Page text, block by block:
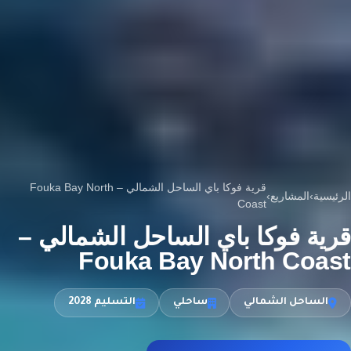
الرئيسية›المشاريع›
قرية فوكا باي الساحل الشمالي – Fouka Bay North
Coast
قرية فوكا باي الساحل الشمالي –
Fouka Bay North Coast
الساحل الشمالي ساحلي التسليم 2028